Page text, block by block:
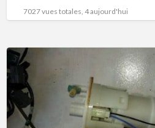
7027 vues totales, 4 aujourd'hui
Pompe
Essence
Honda
600
CBR